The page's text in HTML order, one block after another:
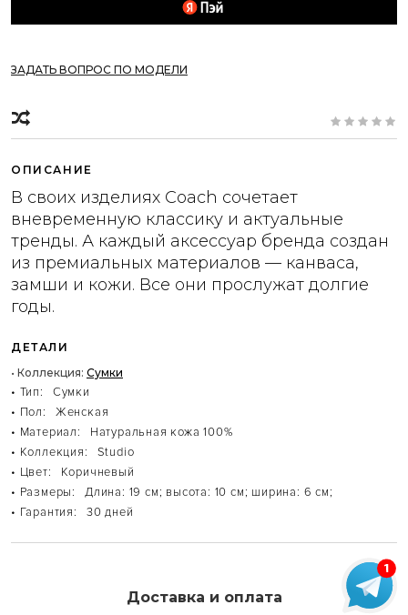
ЗАДАТЬ ВОПРОС ПО МОДЕЛИ
ОПИСАНИЕ
В своих изделиях Coach сочетает
вневременную классику и актуальные
тренды. А каждый аксессуар бренда создан
из премиальных материалов — канваса,
замши и кожи. Все они прослужат долгие
годы.
ДЕТАЛИ
• Коллекция: Сумки
• Тип:
Сумки
• Пол:
Женская
• Материал:
Натуральная кожа 100%
• Коллекция:
Studio
• Цвет:
Коричневый
• Размеры:
Длина: 19 см; высота: 10 см; ширина: 6 см;
• Гарантия:
30 дней
Доставка и оплата